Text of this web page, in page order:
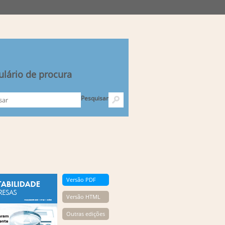
de procura
Pesquisar
Versão PDF
Versão HTML
Outras edições